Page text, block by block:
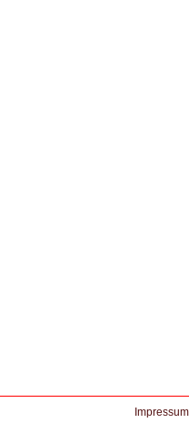
Impressum